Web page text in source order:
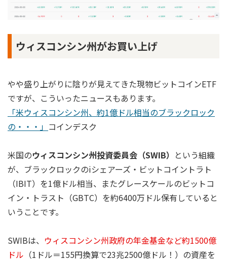
ウィスコンシン州がお買い上げ
やや盛り上がりに陰りが見えてきた現物ビットコインETF
ですが、こういったニュースもあります。
「米ウィスコンシン州、約1億ドル相当のブラックロック
の・・・」 コインデスク
米国のウィスコンシン州投資委員会（SWIB） という組織
が、ブラックロックのiシェアーズ・ビットコイントラト
（IBIT）を1億ドル相当、またグレースケールのビットコ
イン・トラスト（GBTC）を約6400万ドル保有していると
いうことです。
SWIBは、 ウィスコンシン州政府の年金基金など約1500億
ドル （1ドル＝155円換算で23兆2500億ドル！）の資産を